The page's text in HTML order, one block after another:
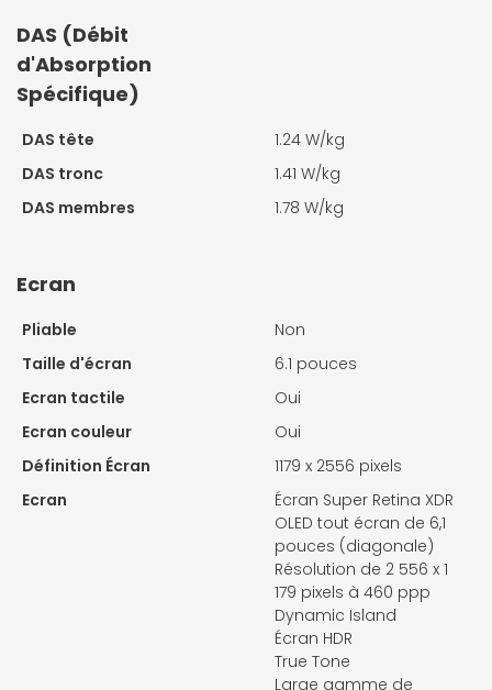
DAS (Débit
d'Absorption
Spécifique)
DAS tête
1.24 W/kg
DAS tronc
1.41 W/kg
DAS membres
1.78 W/kg
Ecran
Pliable
Non
Taille d'écran
6.1 pouces
Ecran tactile
Oui
Ecran couleur
Oui
Définition Écran
1179 x 2556 pixels
Ecran
Écran Super Retina XDR
OLED tout écran de 6,1
pouces (diagonale)
Résolution de 2 556 x 1
179 pixels à 460 ppp
Dynamic Island
Écran HDR
True Tone
Large gamme de